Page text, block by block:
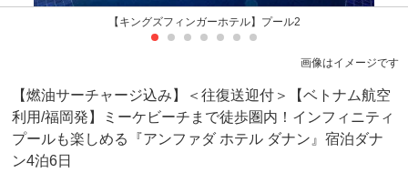
【キングズフィンガーホテル】プール2
画像はイメージです
【燃油サーチャージ込み】＜往復送迎付＞【ベトナム航空
利用/福岡発】ミーケビーチまで徒歩圏内！インフィニティ
プールも楽しめる『アンファダ ホテル ダナン』宿泊ダナ
ン4泊6日